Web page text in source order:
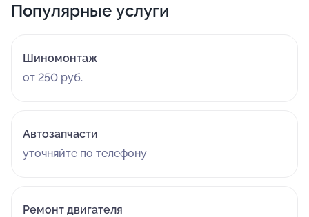
Популярные услуги
Шиномонтаж
от 250 руб.
Автозапчасти
уточняйте по телефону
Ремонт двигателя